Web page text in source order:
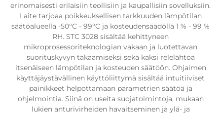
erinomaisesti erilaisiin teollisiin ja kaupallisiin sovelluksiin.
Laite tarjoaa poikkeuksellisen tarkkuuden lämpötilan
säätöalueella -50°C - 99°C ja kosteudensäädöllä 1 % - 99 %
RH. STC 3028 sisältää kehittyneen
mikroprosessoriteknologian vakaan ja luotettavan
suorituskyvyn takaamiseksi sekä kaksi relelähtöä
itsenäiseen lämpötilan ja kosteuden säätöön. Ohjaimen
käyttäjäystävällinen käyttöliittymä sisältää intuitiiviset
painikkeet helpottamaan parametrien säätöä ja
ohjelmointia. Siinä on useita suojatoimintoja, mukaan
lukien anturivirheiden havaitseminen ja ylä- ja